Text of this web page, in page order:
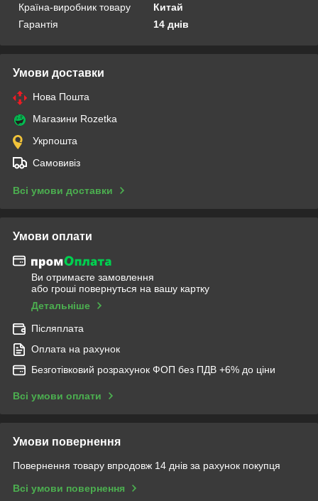
Країна-виробник товару
Китай
Гарантія
14 днів
Умови доставки
Нова Пошта
Магазини Rozetka
Укрпошта
Самовивіз
Всі умови доставки
Умови оплати
Ви отримаєте замовлення
або гроші повернуться на вашу картку
Детальніше
Післяплата
Оплата на рахунок
Безготівковий розрахунок ФОП без ПДВ +6% до ціни
Всі умови оплати
Умови повернення
Повернення товару впродовж 14 днів за рахунок покупця
Всі умови повернення